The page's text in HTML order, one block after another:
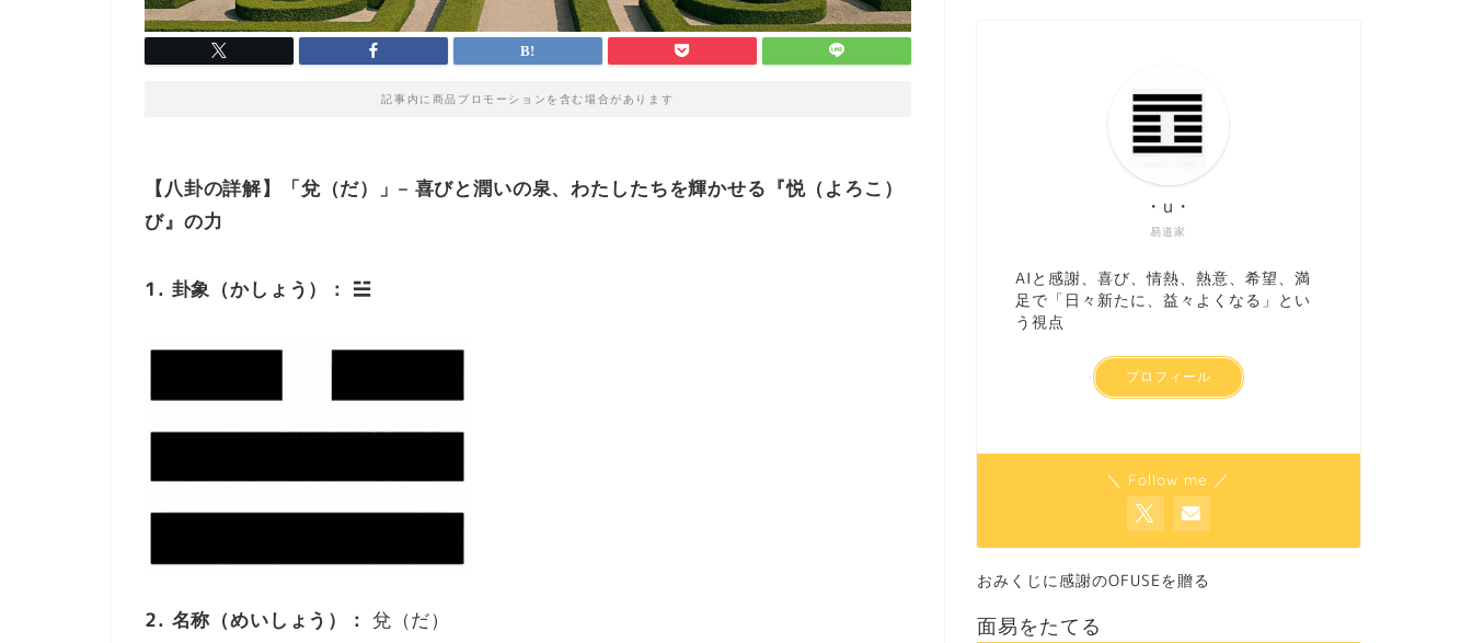
記事内に商品プロモーションを含む場合があります
【八卦の詳解】「兌（だ）」– 喜びと潤いの泉、わたしたちを輝かせる『悦（よろこ）
び』の力
1. 卦象（かしょう）： ☱
2. 名称（めいしょう）： 兌（だ）
易道家
・u・
AIと感謝、喜び、情熱、熱意、希望、満
足で「日々新たに、益々よくなる」とい
う視点
プロフィール
＼ Follow me ／
おみくじに感謝のOFUSEを贈る
面易をたてる